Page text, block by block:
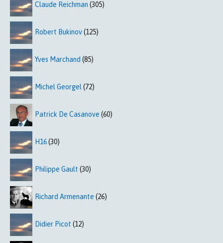
Claude Reichman (305)
Robert Bukinov(125)
Yves Marchand (85)
Michel Georgel (72)
Patrick De Casanove (60)
H16(30)
Philippe Gault (30)
Richard Armenante (26)
Didier Picot (12)